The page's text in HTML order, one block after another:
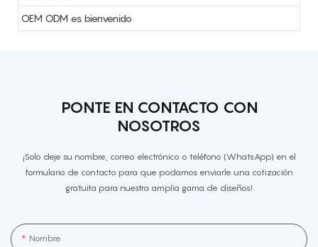
OEM ODM es bienvenido
PONTE EN CONTACTO CON
NOSOTROS
¡Solo deje su nombre, correo electrónico o teléfono (WhatsApp) en el
formulario de contacto para que podamos enviarle una cotización
gratuita para nuestra amplia gama de diseños!
Nombre